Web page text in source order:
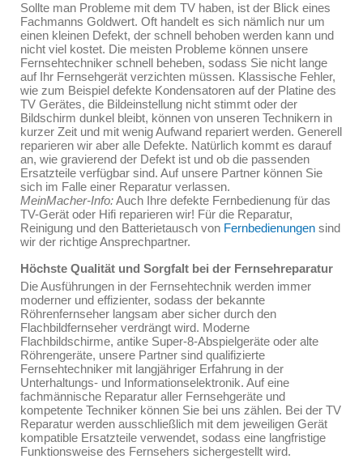
Sollte man Probleme mit dem TV haben, ist der Blick eines
Fachmanns Goldwert. Oft handelt es sich nämlich nur um
einen kleinen Defekt, der schnell behoben werden kann und
nicht viel kostet. Die meisten Probleme können unsere
Fernsehtechniker schnell beheben, sodass Sie nicht lange
auf Ihr Fernsehgerät verzichten müssen. Klassische Fehler,
wie zum Beispiel defekte Kondensatoren auf der Platine des
TV Gerätes, die Bildeinstellung nicht stimmt oder der
Bildschirm dunkel bleibt, können von unseren Technikern in
kurzer Zeit und mit wenig Aufwand repariert werden. Generell
reparieren wir aber alle Defekte. Natürlich kommt es darauf
an, wie gravierend der Defekt ist und ob die passenden
Ersatzteile verfügbar sind. Auf unsere Partner können Sie
sich im Falle einer Reparatur verlassen.
MeinMacher-Info:Auch Ihre defekte Fernbedienung für das
TV-Gerät oder Hifi reparieren wir! Für die Reparatur,
Reinigung und den Batterietausch von Fernbedienungen sind
wir der richtige Ansprechpartner.
Höchste Qualität und Sorgfalt bei der Fernsehreparatur
Die Ausführungen in der Fernsehtechnik werden immer
moderner und effizienter, sodass der bekannte
Röhrenfernseher langsam aber sicher durch den
Flachbildfernseher verdrängt wird. Moderne
Flachbildschirme, antike Super-8-Abspielgeräte oder alte
Röhrengeräte, unsere Partner sind qualifizierte
Fernsehtechniker mit langjähriger Erfahrung in der
Unterhaltungs- und Informationselektronik. Auf eine
fachmännische Reparatur aller Fernsehgeräte und
kompetente Techniker können Sie bei uns zählen. Bei der TV
Reparatur werden ausschließlich mit dem jeweiligen Gerät
kompatible Ersatzteile verwendet, sodass eine langfristige
Funktionsweise des Fernsehers sichergestellt wird.